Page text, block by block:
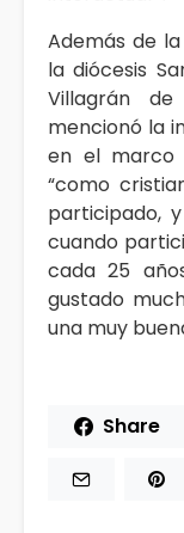
Además de
la diócesis
Villagrán
mencionó la
en el marco
“como
participado,
cuando
cada 25
gustado
una muy
Share